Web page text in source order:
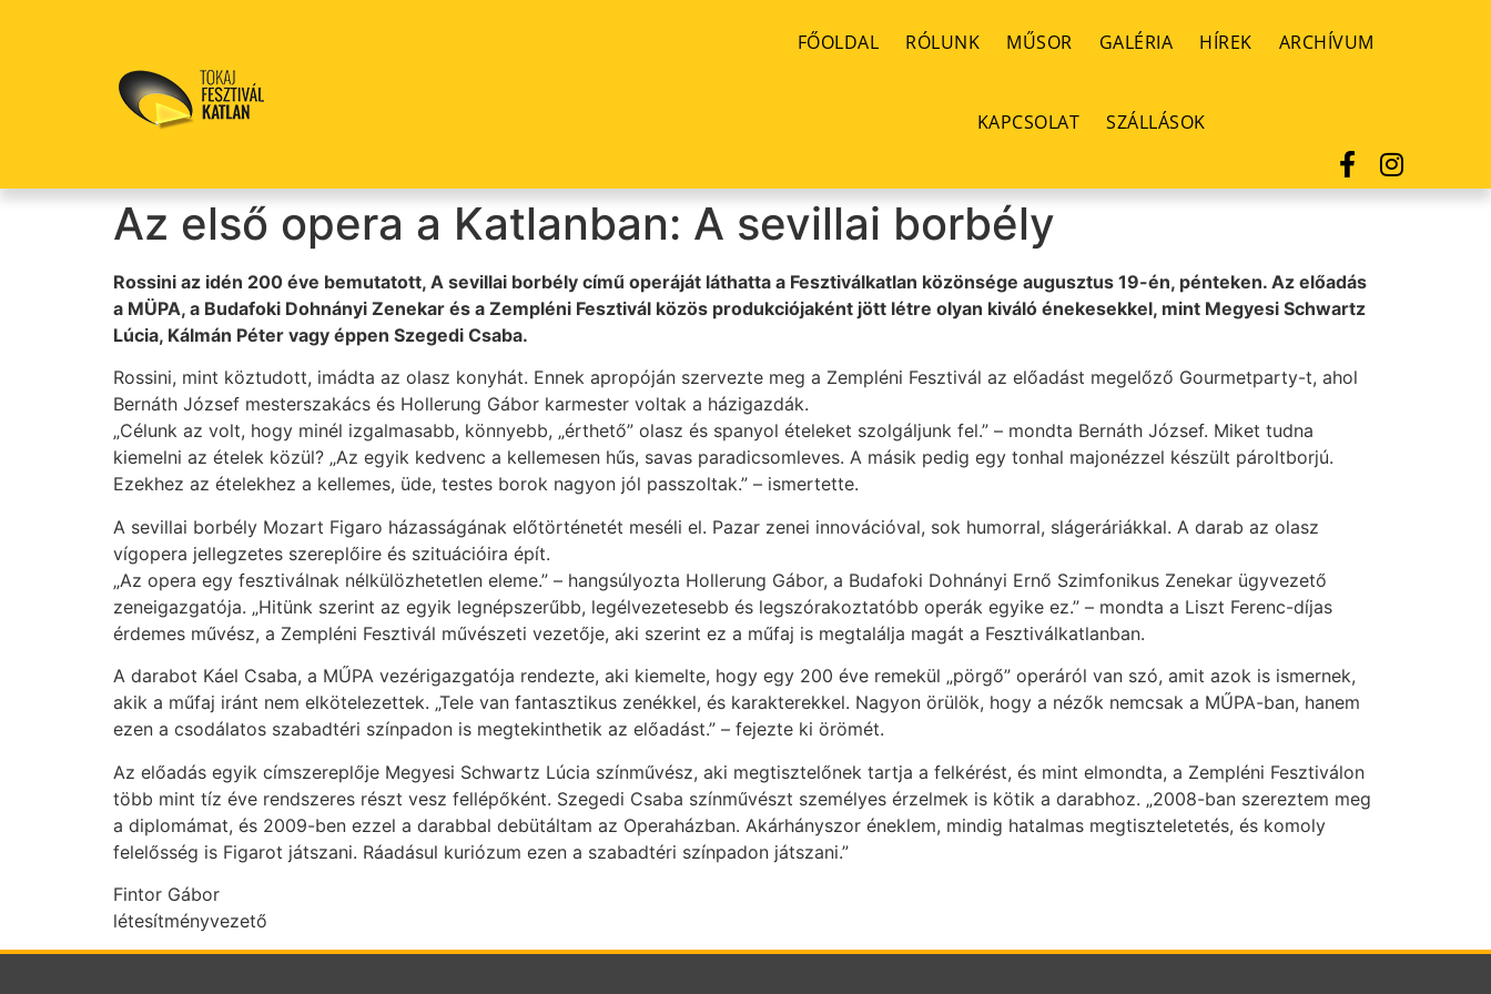
FŐOLDAL RÓLUNK MŰSOR GALÉRIA HÍREK ARCHÍVUM
KAPCSOLAT SZÁLLÁSOK
Az első opera a Katlanban: A sevillai borbély
Rossini az idén 200 éve bemutatott, A sevillai borbély című operáját láthatta a Fesztiválkatlan közönsége augusztus 19-én, pénteken. Az előadás
a MÜPA, a Budafoki Dohnányi Zenekar és a Zempléni Fesztivál közös produkciójaként jött létre olyan kiváló énekesekkel, mint Megyesi Schwartz
Lúcia, Kálmán Péter vagy éppen Szegedi Csaba.
Rossini, mint köztudott, imádta az olasz konyhát. Ennek apropóján szervezte meg a Zempléni Fesztivál az előadást megelőző Gourmetparty-t, ahol
Bernáth József mesterszakács és Hollerung Gábor karmester voltak a házigazdák.
„Célunk az volt, hogy minél izgalmasabb, könnyebb, „érthető” olasz és spanyol ételeket szolgáljunk fel.” – mondta Bernáth József. Miket tudna
kiemelni az ételek közül? „Az egyik kedvenc a kellemesen hűs, savas paradicsomleves. A másik pedig egy tonhal majonézzel készült pároltborjú.
Ezekhez az ételekhez a kellemes, üde, testes borok nagyon jól passzoltak.” – ismertette.
A sevillai borbély Mozart Figaro házasságának előtörténetét meséli el. Pazar zenei innovációval, sok humorral, slágeráriákkal. A darab az olasz
vígopera jellegzetes szereplőire és szituációira épít.
„Az opera egy fesztiválnak nélkülözhetetlen eleme.” – hangsúlyozta Hollerung Gábor, a Budafoki Dohnányi Ernő Szimfonikus Zenekar ügyvezető
zeneigazgatója. „Hitünk szerint az egyik legnépszerűbb, legélvezetesebb és legszórakoztatóbb operák egyike ez.” – mondta a Liszt Ferenc-díjas
érdemes művész, a Zempléni Fesztivál művészeti vezetője, aki szerint ez a műfaj is megtalálja magát a Fesztiválkatlanban.
A darabot Káel Csaba, a MŰPA vezérigazgatója rendezte, aki kiemelte, hogy egy 200 éve remekül „pörgő” operáról van szó, amit azok is ismernek,
akik a műfaj iránt nem elkötelezettek. „Tele van fantasztikus zenékkel, és karakterekkel. Nagyon örülök, hogy a nézők nemcsak a MŰPA-ban, hanem
ezen a csodálatos szabadtéri színpadon is megtekinthetik az előadást.” – fejezte ki örömét.
Az előadás egyik címszereplője Megyesi Schwartz Lúcia színművész, aki megtisztelőnek tartja a felkérést, és mint elmondta, a Zempléni Fesztiválon
több mint tíz éve rendszeres részt vesz fellépőként. Szegedi Csaba színművészt személyes érzelmek is kötik a darabhoz. „2008-ban szereztem meg
a diplomámat, és 2009-ben ezzel a darabbal debütáltam az Operaházban. Akárhányszor éneklem, mindig hatalmas megtiszteletetés, és komoly
felelősség is Figarot játszani. Ráadásul kuriózum ezen a szabadtéri színpadon játszani.”
Fintor Gábor
létesítményvezető